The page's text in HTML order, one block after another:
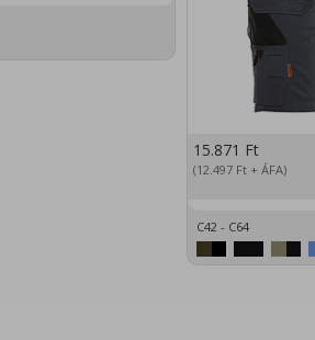
15.871 Ft
(12.497 Ft + ÁFA)
C42 - C64